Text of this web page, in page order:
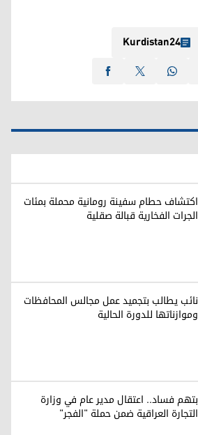
Kurdistan24
اكتشاف حطام سفينة رومانية محملة بمئات
الجرات الفخارية قبالة صقلية
نائب يطالب بتجميد عمل مجالس المحافظات
وموازناتها للدورة الحالية
بتهم فساد.. اعتقال مدير عام في وزارة
التجارة العراقية ضمن حملة "الفجر"